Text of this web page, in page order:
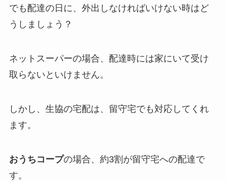
でも配達の日に、外出しなければいけない時はど
うしましょう？
ネットスーパーの場合、配達時には家にいて受け
取らないといけません。
しかし、生協の宅配は、留守宅でも対応してくれ
ます。
おうちコープの場合、約3割が留守宅への配達で
す。